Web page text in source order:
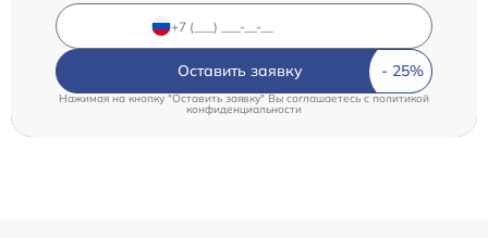
Оставить заявку
Нажимая на кнопку "Оставить заявку" Вы соглашаетесь c политикой
конфиденциальности